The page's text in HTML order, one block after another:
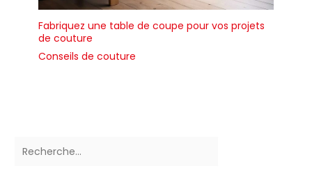
Fabriquez une table de coupe pour vos projets
de couture
Conseils de couture